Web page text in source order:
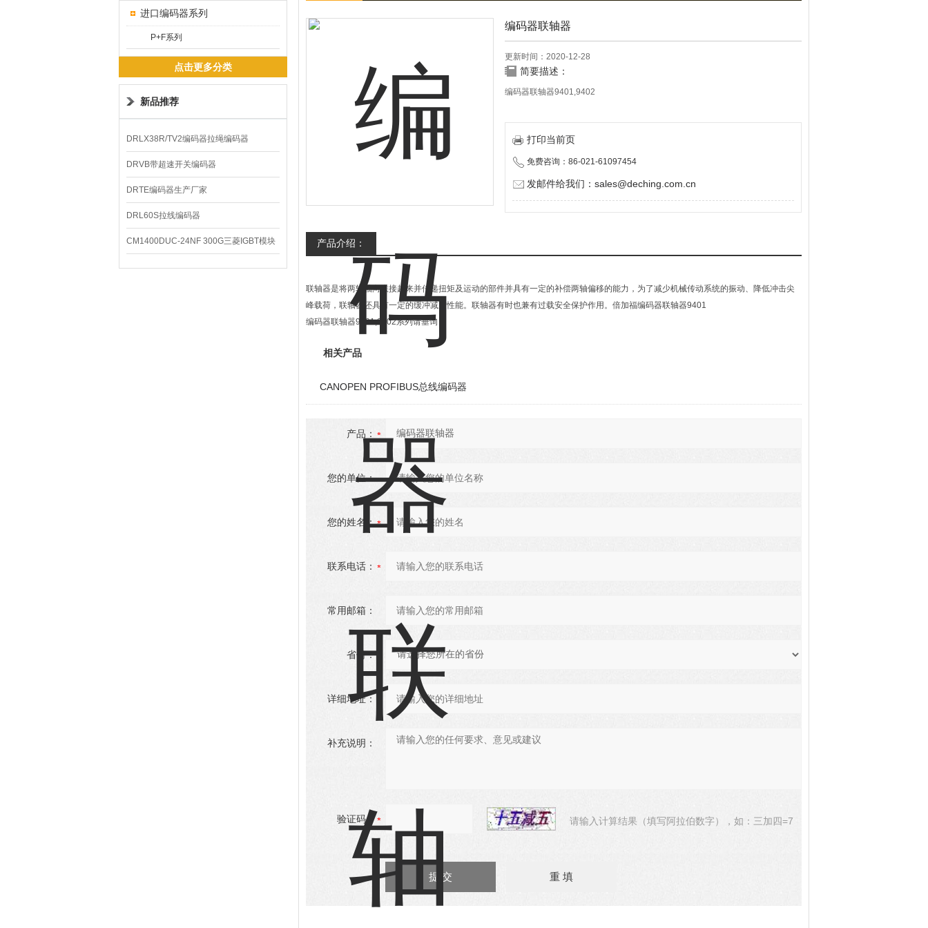
进口编码器系列
P+F系列
点击更多分类
新品推荐
DRLX38R/TV2编码器拉绳编码器
DRVB带超速开关编码器
DRTE编码器生产厂家
DRL60S拉线编码器
CM1400DUC-24NF 300G三菱IGBT模块
编码器联轴器
更新时间：2020-12-28
简要描述：
编码器联轴器9401,9402
打印当前页
免费咨询：86-021-61097454
发邮件给我们：sales@deching.com.cn
产品介绍：
联轴器是将两轴轴向联接起来并传递扭矩及运动的部件并具有一定的补偿两轴偏移的能力，为了减少机械传动系统的振动、降低冲击尖
峰载荷，联轴器还具有一定的缓冲减震性能。联轴器有时也兼有过载安全保护作用。倍加福编码器联轴器9401
编码器联轴器9401,9402系列请垂询
相关产品
CANOPEN PROFIBUS总线编码器
产品：
您的单位：
您的姓名：
联系电话：
常用邮箱：
省份：
详细地址：
补充说明：
验证码： 请输入计算结果（填写阿拉伯数字），如：三加四=7